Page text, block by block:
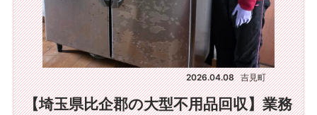
2026.04.08 吉見町
【埼玉県比企郡の大型不用品回収】業務